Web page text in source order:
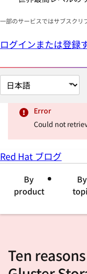
一部のサービスではサブスクリ
ログインまたは登録
ペ
ー
を
て
さ
い
Error
Could not
Red Hat ブログ
By
product
By
Ten